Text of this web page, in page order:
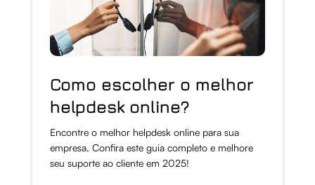
Como escolher o melhor
helpdesk online?
Encontre o melhor helpdesk online para sua
empresa. Confira este guia completo e melhore
seu suporte ao cliente em 2025!